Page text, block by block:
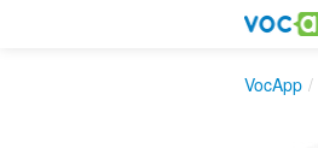
VocApp /